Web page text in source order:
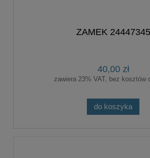
ZAMEK 24447345
40,00 zł
zawiera 23% VAT, bez kosztów
do koszyka